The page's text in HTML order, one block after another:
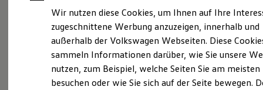
Elektroautos
ID. Tutorials
Elektrofahrzeugkonzepte
Reichweite
Reichweite der ID. Modelle
Reichweite im Winter
Probefahrt vereinbaren
Wir nutzen diese Cookies, um Ihnen auf Ihre
zugeschnittene Werbung anzuzeigen, innerhalb und
außerhalb der Volkswagen Webseiten. Diese
sammeln Informationen darüber, wie Sie unsere
nutzen, zum Beispiel, welche Seiten Sie am meisten
besuchen oder wie Sie sich auf der Seite bewegen.